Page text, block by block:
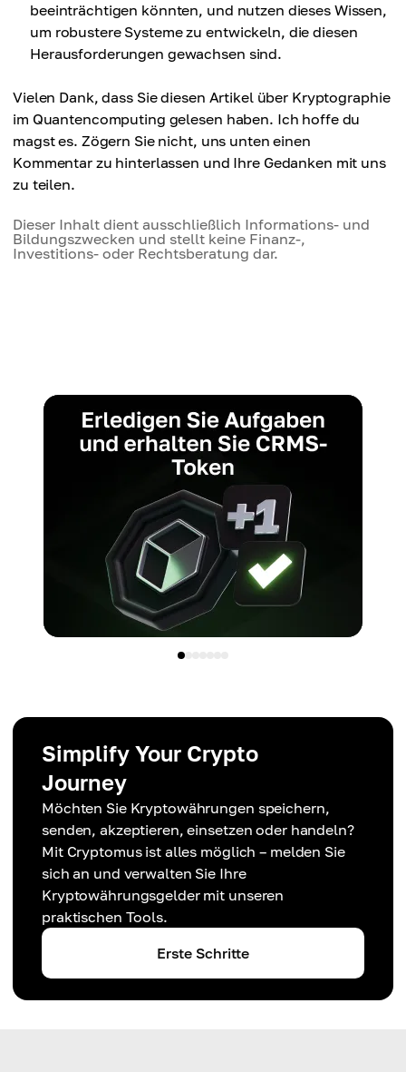
beeinträchtigen könnten, und nutzen dieses Wissen,
um robustere Systeme zu entwickeln, die diesen
Herausforderungen gewachsen sind.
Vielen Dank, dass Sie diesen Artikel über Kryptographie
im Quantencomputing gelesen haben. Ich hoffe du
magst es. Zögern Sie nicht, uns unten einen
Kommentar zu hinterlassen und Ihre Gedanken mit uns
zu teilen.
Dieser Inhalt dient ausschließlich Informations- und
Bildungszwecken und stellt keine Finanz-,
Investitions- oder Rechtsberatung dar.
Simplify Your Crypto
Journey
Möchten Sie Kryptowährungen speichern,
senden, akzeptieren, einsetzen oder handeln?
Mit Cryptomus ist alles möglich – melden Sie
sich an und verwalten Sie Ihre
Kryptowährungsgelder mit unseren
praktischen Tools.
Erste Schritte